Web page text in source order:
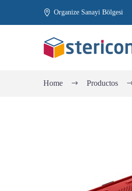
Organize Sanayi Bölgesi
Home Productos